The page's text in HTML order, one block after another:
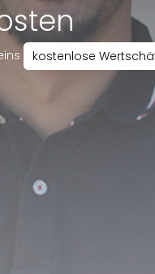
kostenlose